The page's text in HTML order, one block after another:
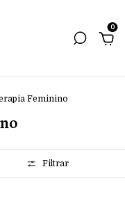
0
Feminino
Filtrar